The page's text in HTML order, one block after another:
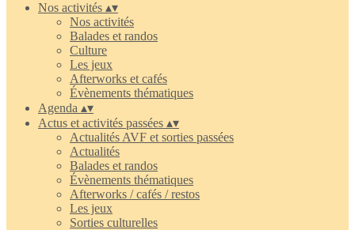
Nos activités ▴▾
Nos activités
Balades et randos
Culture
Les jeux
Afterworks et cafés
Évènements thématiques
Agenda ▴▾
Actus et activités passées ▴▾
Actualités AVF et sorties passées
Actualités
Balades et randos
Évènements thématiques
Afterworks / cafés / restos
Les jeux
Sorties culturelles